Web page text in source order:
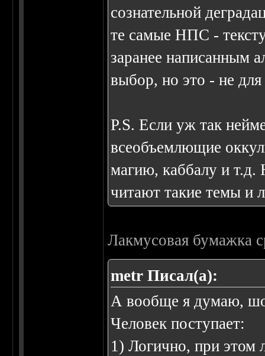
сознательной
те самые НПС -
заранее написанным
выбор, но это - не
P.S. Если уж так
всеобъемлющие
магию, каббалу и
читают такие темы и
Лакмусовая бумажка
metr Писал(а):
А вообще я думаю,
Человек поступает:
1) Логично, при этом